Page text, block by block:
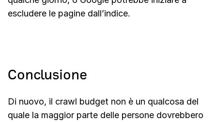
escludere le pagine dall’indice.
Conclusione
Di nuovo, il crawl budget non è un qualcosa del
quale la maggior parte delle persone dovrebbero